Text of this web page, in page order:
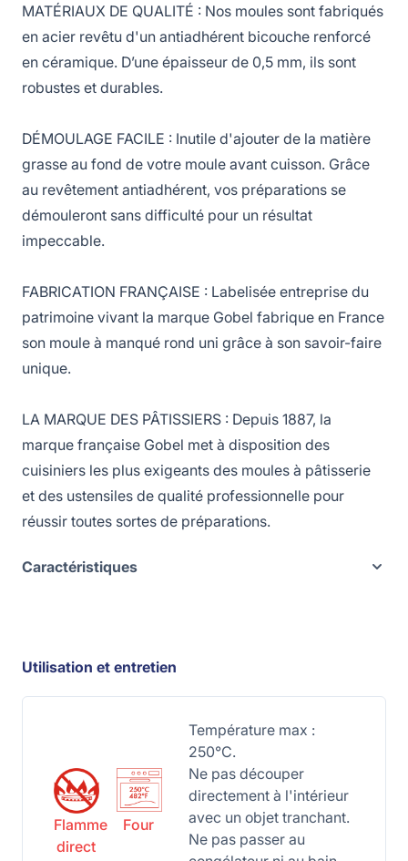
MATÉRIAUX DE QUALITÉ : Nos moules sont fabriqués
en acier revêtu d'un antiadhérent bicouche renforcé
en céramique. D’une épaisseur de 0,5 mm, ils sont
robustes et durables.
DÉMOULAGE FACILE : Inutile d'ajouter de la matière
grasse au fond de votre moule avant cuisson. Grâce
au revêtement antiadhérent, vos préparations se
démouleront sans difficulté pour un résultat
impeccable.
FABRICATION FRANÇAISE : Labelisée entreprise du
patrimoine vivant la marque Gobel fabrique en France
son moule à manqué rond uni grâce à son savoir-faire
unique.
LA MARQUE DES PÂTISSIERS : Depuis 1887, la
marque française Gobel met à disposition des
cuisiniers les plus exigeants des moules à pâtisserie
et des ustensiles de qualité professionnelle pour
réussir toutes sortes de préparations.
Caractéristiques
Utilisation et entretien
Flamme
direct
Four
Température max :
250°C.
Ne pas découper
directement à l'intérieur
avec un objet tranchant.
Ne pas passer au